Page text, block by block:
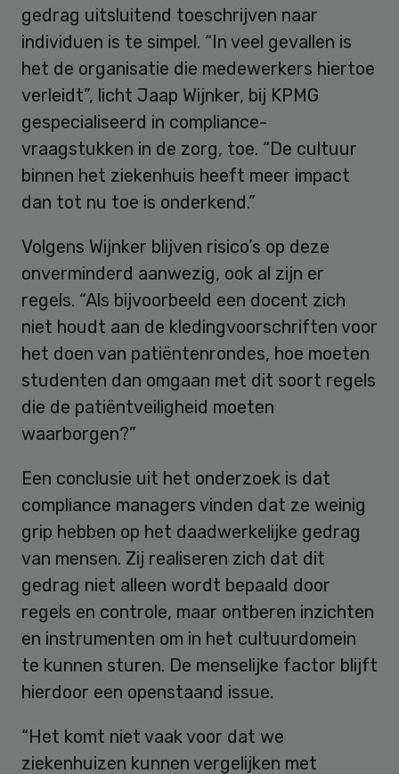
gedrag uitsluitend toeschrijven naar
individuen is te simpel. “In veel gevallen is
het de organisatie die medewerkers hiertoe
verleidt”, licht Jaap Wijnker, bij KPMG
gespecialiseerd in compliance-
vraagstukken in de zorg, toe. “De cultuur
binnen het ziekenhuis heeft meer impact
dan tot nu toe is onderkend.”
Volgens Wijnker blijven risico’s op deze
onverminderd aanwezig, ook al zijn er
regels. “Als bijvoorbeeld een docent zich
niet houdt aan de kledingvoorschriften voor
het doen van patiëntenrondes, hoe moeten
studenten dan omgaan met dit soort regels
die de patiëntveiligheid moeten
waarborgen?”
Een conclusie uit het onderzoek is dat
compliance managers vinden dat ze weinig
grip hebben op het daadwerkelijke gedrag
van mensen. Zij realiseren zich dat dit
gedrag niet alleen wordt bepaald door
regels en controle, maar ontberen inzichten
en instrumenten om in het cultuurdomein
te kunnen sturen. De menselijke factor blijft
hierdoor een openstaand issue.
“Het komt niet vaak voor dat we
ziekenhuizen kunnen vergelijken met